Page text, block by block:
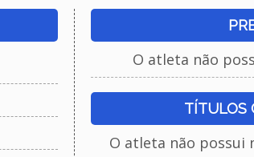
O atleta não
TÍTULOS
O atleta não possui